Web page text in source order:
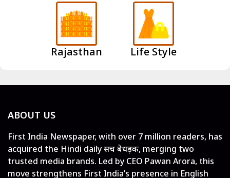
Rajasthan Life Style
ABOUT US
First India Newspaper, with over 7 million readers, has
acquired the Hindi daily सच बेधड़क, merging two
trusted media brands. Led by CEO Pawan Arora, this
move strengthens First India’s presence in English